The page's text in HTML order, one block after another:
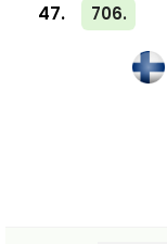
47. 706.